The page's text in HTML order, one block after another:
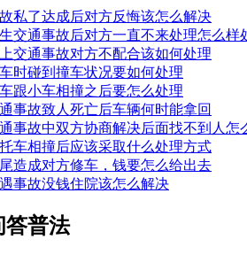
私了达成后对方反悔该怎么解决
交通事故后对方一直不来处理怎么样
交通事故对方不配合该如何处理
时碰到撞车状况要如何处理
跟小车相撞之后要怎么处理
事故致人死亡后车辆何时能拿回
事故中双方协商解决后面找不到人怎
车相撞后应该采取什么处理方式
造成对方修车，钱要怎么给出去
事故没钱住院该怎么解决
答普法